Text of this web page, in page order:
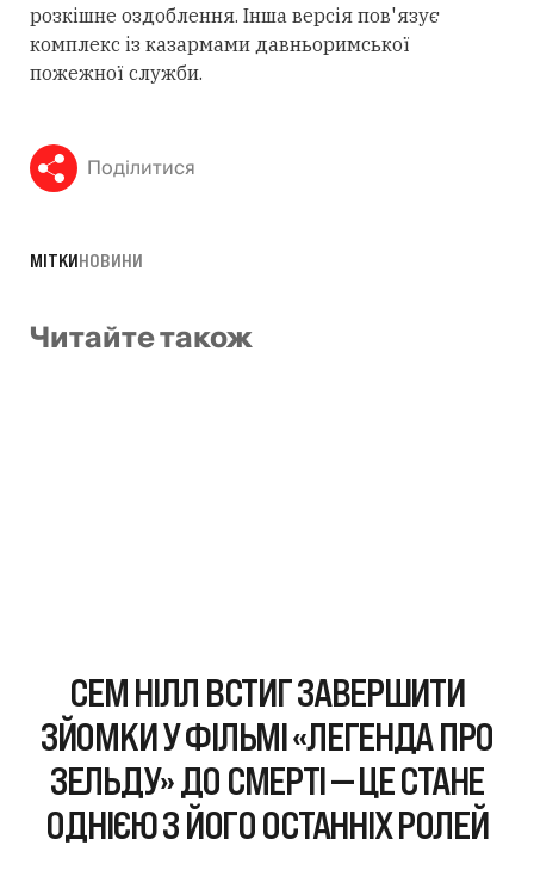
розкішне оздоблення. Інша версія пов'язує
комплекс із казармами давньоримської
пожежної служби.
Поділитися
МІТКИНОВИНИ
Читайте також
СЕМ НІЛЛ ВСТИГ ЗАВЕРШИТИ
ЗЙОМКИ У ФІЛЬМІ «ЛЕГЕНДА ПРО
ЗЕЛЬДУ» ДО СМЕРТІ — ЦЕ СТАНЕ
ОДНІЄЮ З ЙОГО ОСТАННІХ РОЛЕЙ